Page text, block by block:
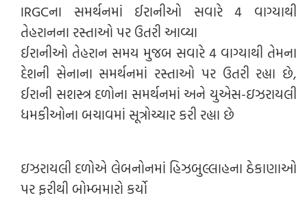
IRGCના સમર્થનમાં ઈરાનીઓ સવારે 4 વાગ્યાથી
તેહરાનના રસ્તાઓ પર ઉતરી આવ્યા
ઈરાનીઓ તેહરાન સમય મુજબ સવારે 4 વાગ્યાથી તેમના
દેશની સેનાના સમર્થનમાં રસ્તાઓ પર ઉતરી રહ્યા છે,
ઈરાની સશસ્ત્ર દળોના સમર્થનમાં અને યુએસ-ઇઝરાયલી
ધમકીઓના બચાવમાં સૂત્રોચ્ચાર કરી રહ્યા છે
ઇઝરાયલી દળોએ લેબનોનમાં હિઝબુલ્લાહના ઠેકાણાઓ
પર ફરીથી બોમ્બમારો કર્યો